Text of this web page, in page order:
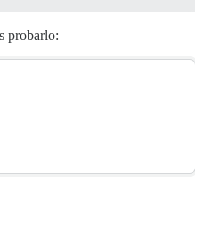
probarlo: